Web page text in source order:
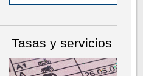
Tasas y servicios